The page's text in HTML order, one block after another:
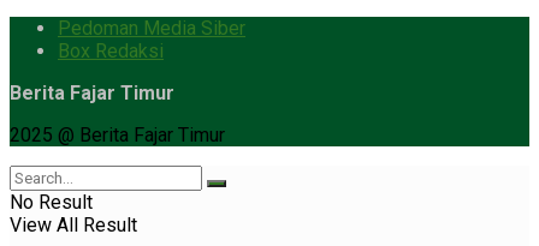
Pedoman Media Siber
Box Redaksi
Berita Fajar Timur
2025 @ Berita Fajar Timur
No Result
View All Result